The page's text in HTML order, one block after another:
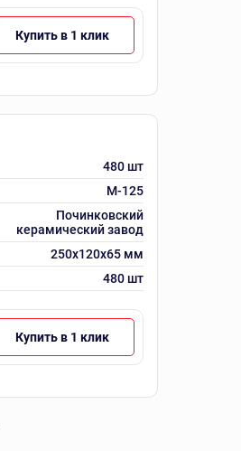
Купить в 1 клик
480 шт
M-125
Починковский
керамический завод
250х120х65 мм
480 шт
Купить в 1 клик